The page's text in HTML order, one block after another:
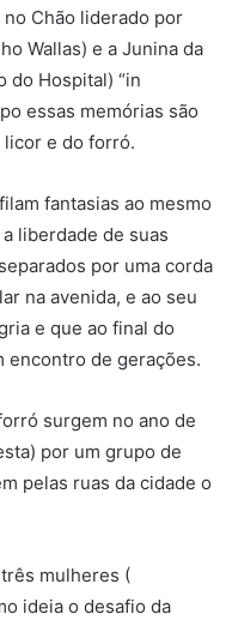
Chão liderado por
Wallas) e a Junina da
do Hospital) “in
essas memórias são
licor e do forró.
fantasias ao mesmo
liberdade de suas
por uma corda
na avenida, e ao seu
e que ao final do
encontro de gerações.
surgem no ano de
por um grupo de
pelas ruas da cidade o
mulheres (
ideia o desafio da